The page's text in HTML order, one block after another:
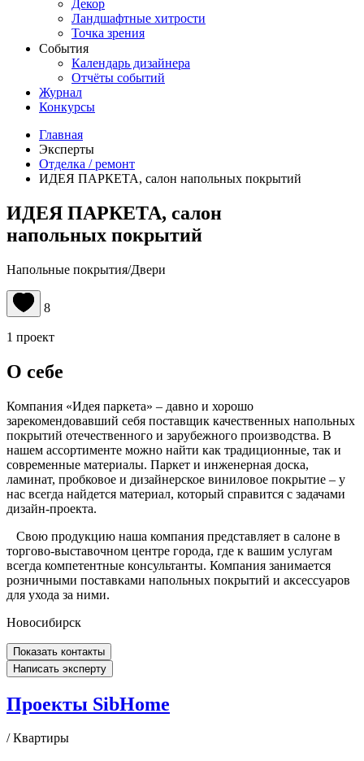
Декор
Ландшафтные хитрости
Точка зрения
События
Календарь дизайнера
Отчёты событий
Журнал
Конкурсы
Главная
Эксперты
Отделка / ремонт
ИДЕЯ ПАРКЕТА, салон напольных покрытий
ИДЕЯ ПАРКЕТА, салон
напольных покрытий
Напольные покрытия/Двери
8
1 проект
О себе
Компания «Идея паркета» – давно и хорошо
зарекомендовавший себя поставщик качественных напольных
покрытий отечественного и зарубежного производства. В
нашем ассортименте можно найти как традиционные, так и
современные материалы. Паркет и инженерная доска,
ламинат, пробковое и дизайнерское виниловое покрытие – у
нас всегда найдется материал, который справится с задачами
дизайн-проекта.
Свою продукцию наша компания представляет в салоне в
торгово-выставочном центре города, где к вашим услугам
всегда компетентные консультанты. Компания занимается
розничными поставками напольных покрытий и аксессуаров
для ухода за ними.
Новосибирск
Показать контакты
Написать эксперту
Проекты SibHome
/ Квартиры